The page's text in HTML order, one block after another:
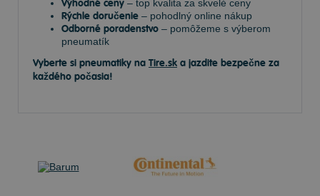
Výhodné ceny – top kvalita za skvelé ceny
Rýchle doručenie – pohodlný online nákup
Odborné poradenstvo – pomôžeme s výberom
pneumatík
Vyberte si pneumatiky na Tire.sk a jazdite bezpečne za
každého počasia!